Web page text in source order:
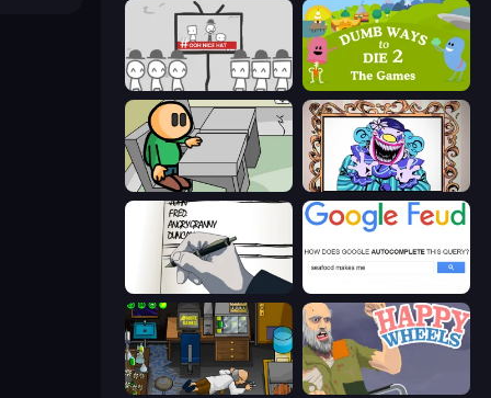
We Become What We Behold Dumb Ways to Die 2
Riddle School Exhibit of Sorrows
Death Note Type
Foreign Creature Happy Wheels